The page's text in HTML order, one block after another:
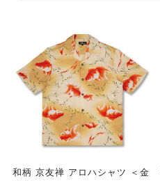
和柄 京友禅 アロハシャツ ＜金